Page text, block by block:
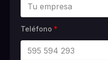
Teléfono *